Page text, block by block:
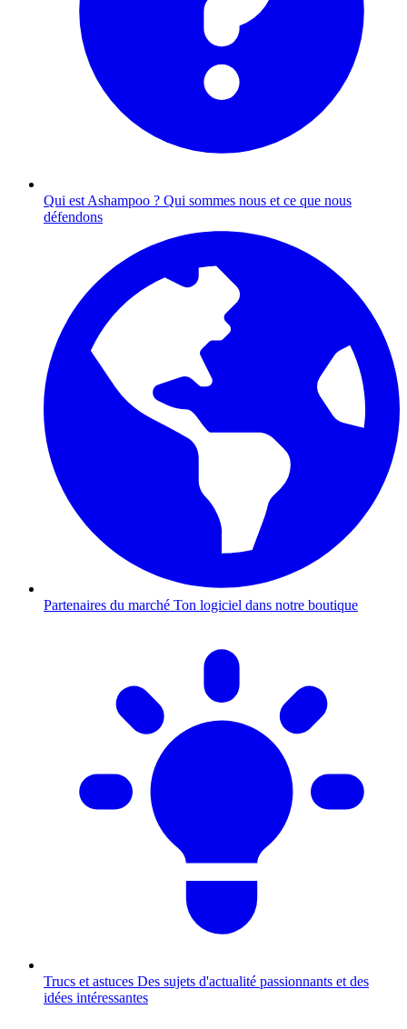
Qui est Ashampoo ? Qui sommes nous et ce que nous
défendons
Partenaires du marché Ton logiciel dans notre boutique
Trucs et astuces Des sujets d'actualité passionnants et des
idées intéressantes